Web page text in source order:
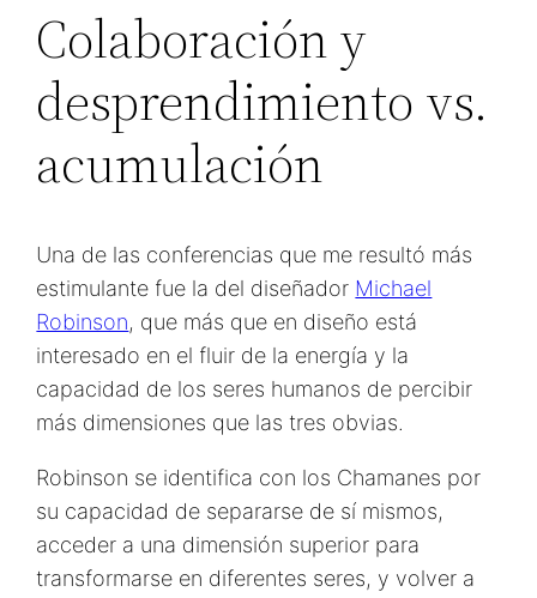
Colaboración y
desprendimiento vs.
acumulación
Una de las conferencias que me resultó más
estimulante fue la del diseñador Michael
Robinson, que más que en diseño está
interesado en el fluir de la energía y la
capacidad de los seres humanos de percibir
más dimensiones que las tres obvias.
Robinson se identifica con los Chamanes por
su capacidad de separarse de sí mismos,
acceder a una dimensión superior para
transformarse en diferentes seres, y volver a